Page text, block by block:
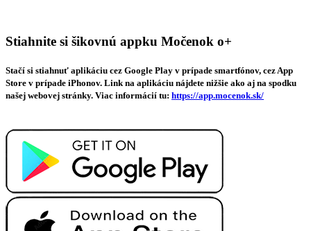
Stiahnite si šikovnú appku Močenok o+
Stačí si stiahnuť aplikáciu cez Google Play v prípade smartfónov, cez App
Store v prípade iPhonov. Link na aplikáciu nájdete nižšie ako aj na spodku
našej webovej stránky. Viac informácií tu: https://app.mocenok.sk/